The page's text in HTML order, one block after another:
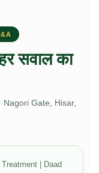
सवाल का
Nagori Gate, Hisar,
| Daad